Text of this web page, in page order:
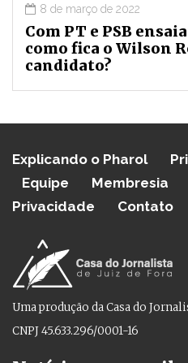
8 de março de 2022
Com PT e PSB
como fica o Wilson
candidato?
Explicando o Pharol
Equipe
Membresia
Privacidade
Contato
Uma produção da Casa do
CNPJ 45.633.296/0001-16